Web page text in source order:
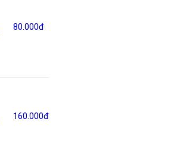
80.000đ
160.000đ